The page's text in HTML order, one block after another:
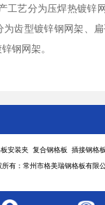
工艺分为压焊热镀锌
为齿型镀锌钢网架、
钢网架。
安装夹 复合钢格板 插接钢格
所有：常州市格美瑞钢格板有限